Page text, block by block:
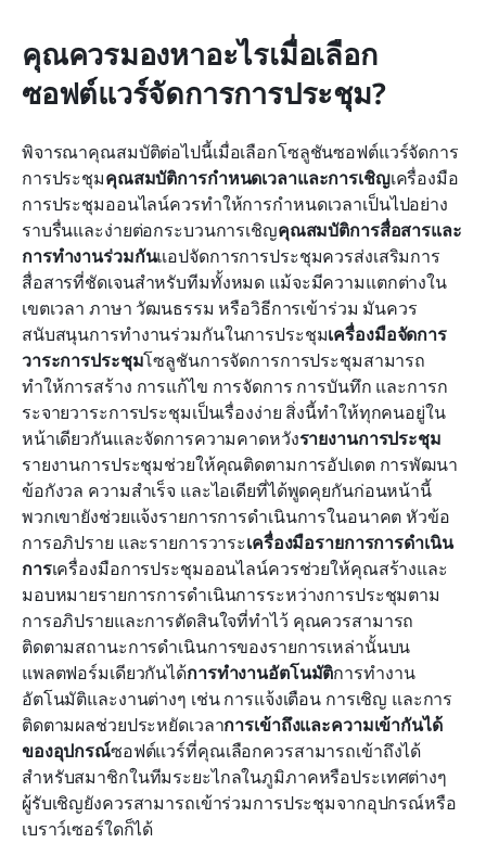
คุณควรมองหาอะไรเมื่อเลือก
ซอฟต์แวร์จัดการการประชุม?
พิจารณาคุณสมบัติต่อไปนี้เมื่อเลือกโซลูชันซอฟต์แวร์จัดการ
การประชุมคุณสมบัติการกำหนดเวลาและการเชิญเครื่องมือ
การประชุมออนไลน์ควรทำให้การกำหนดเวลาเป็นไปอย่าง
ราบรื่นและง่ายต่อกระบวนการเชิญคุณสมบัติการสื่อสารและ
การทำงานร่วมกันแอปจัดการการประชุมควรส่งเสริมการ
สื่อสารที่ชัดเจนสำหรับทีมทั้งหมด แม้จะมีความแตกต่างใน
เขตเวลา ภาษา วัฒนธรรม หรือวิธีการเข้าร่วม มันควร
สนับสนุนการทำงานร่วมกันในการประชุมเครื่องมือจัดการ
วาระการประชุมโซลูชันการจัดการการประชุมสามารถ
ทำให้การสร้าง การแก้ไข การจัดการ การบันทึก และการก
ระจายวาระการประชุมเป็นเรื่องง่าย สิ่งนี้ทำให้ทุกคนอยู่ใน
หน้าเดียวกันและจัดการความคาดหวังรายงานการประชุม
รายงานการประชุมช่วยให้คุณติดตามการอัปเดต การพัฒนา
ข้อกังวล ความสำเร็จ และไอเดียที่ได้พูดคุยกันก่อนหน้านี้
พวกเขายังช่วยแจ้งรายการการดำเนินการในอนาคต หัวข้อ
การอภิปราย และรายการวาระเครื่องมือรายการการดำเนิน
การเครื่องมือการประชุมออนไลน์ควรช่วยให้คุณสร้างและ
มอบหมายรายการการดำเนินการระหว่างการประชุมตาม
การอภิปรายและการตัดสินใจที่ทำไว้ คุณควรสามารถ
ติดตามสถานะการดำเนินการของรายการเหล่านั้นบน
แพลตฟอร์มเดียวกันได้การทำงานอัตโนมัติการทำงาน
อัตโนมัติและงานต่างๆ เช่น การแจ้งเตือน การเชิญ และการ
ติดตามผลช่วยประหยัดเวลาการเข้าถึงและความเข้ากันได้
ของอุปกรณ์ซอฟต์แวร์ที่คุณเลือกควรสามารถเข้าถึงได้
สำหรับสมาชิกในทีมระยะไกลในภูมิภาคหรือประเทศต่างๆ
ผู้รับเชิญยังควรสามารถเข้าร่วมการประชุมจากอุปกรณ์หรือ
เบราว์เซอร์ใดก็ได้